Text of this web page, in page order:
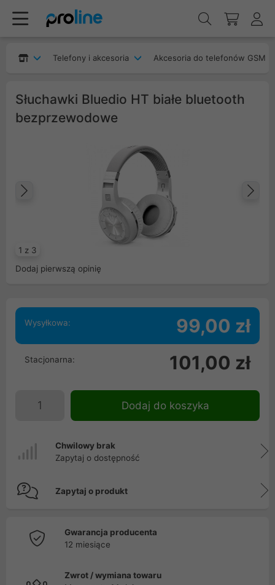
Telefony i akcesoria Akcesoria do telefonów GSM
Słuchawki Bluedio HT białe bluetooth
bezprzewodowe
1 z 3
Poprzedni
Dodaj pierwszą opinię
Wysyłkowa: 99,00 zł
Stacjonarna: 101,00 zł
Dodaj do koszyka
Chwilowy brak
Zapytaj o dostępność
Zapytaj o produkt
Gwarancja producenta
12 miesiące
Zwrot / wymiana towaru